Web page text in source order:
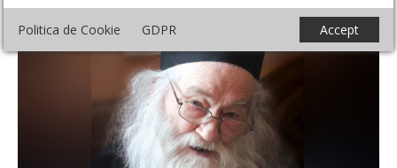
Politica de Cookie GDPR Accept